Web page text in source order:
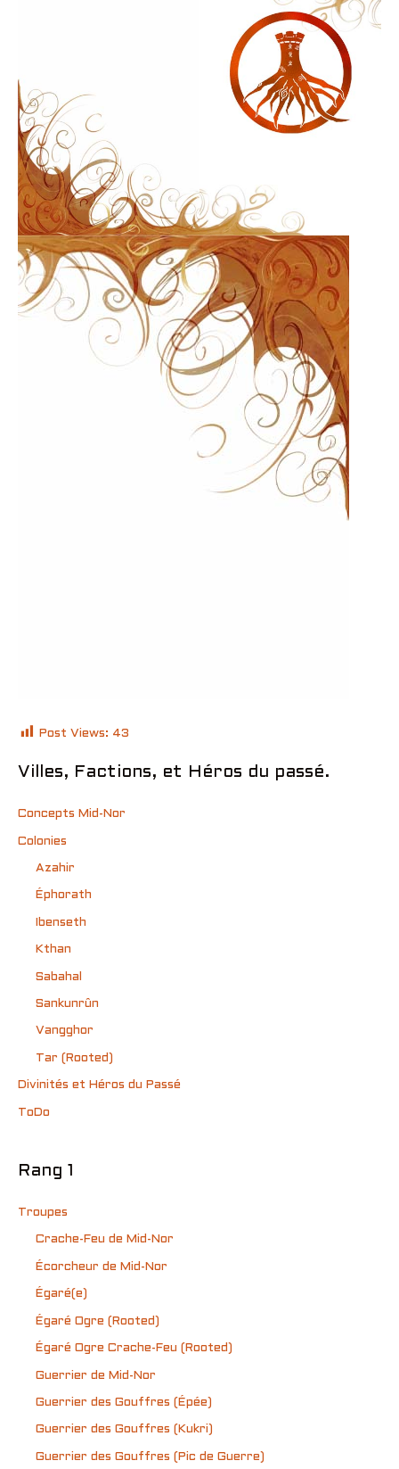
Post Views: 43
Villes, Factions, et Héros du passé.
Concepts Mid-Nor
Colonies
Azahir
Éphorath
Ibenseth
Kthan
Sabahal
Sankunrûn
Vangghor
Tar (Rooted)
Divinités et Héros du Passé
ToDo
Rang 1
Troupes
Crache-Feu de Mid-Nor
Écorcheur de Mid-Nor
Égaré(e)
Égaré Ogre (Rooted)
Égaré Ogre Crache-Feu (Rooted)
Guerrier de Mid-Nor
Guerrier des Gouffres (Épée)
Guerrier des Gouffres (Kukri)
Guerrier des Gouffres (Pic de Guerre)